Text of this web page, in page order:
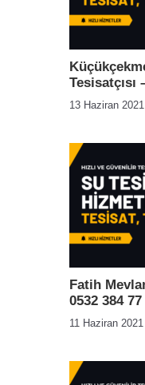
Tesisatçısı
13 Haziran 2021
Fatih
0532 384 77
11 Haziran 2021